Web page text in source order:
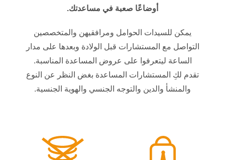
أوضاعًا صعبة في مساعدتك.
يمكن للسيدات الحوامل ومرافقيهن والمتخصصين
التواصل مع المستشارات قبل الولادة وبعدها على مدار
الساعة ليتعرفوا على عروض المساعدة المناسبة.
تقدم لكِ المستشارات المساعدة بغض النظر عن النوع
والمنشأ والدين والتوجه الجنسي والهوية الجنسية.